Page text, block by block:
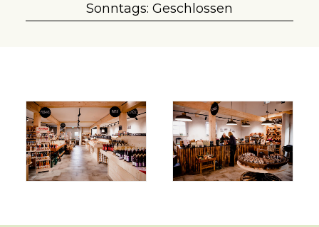
Sonntags: Geschlossen